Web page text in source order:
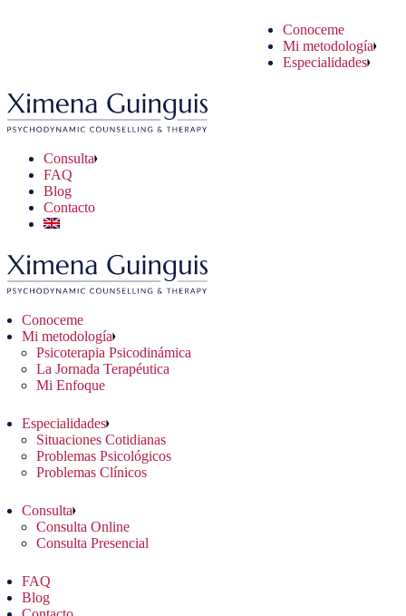
Conoceme
Mi metodología
Especialidades
Consulta
FAQ
Blog
Contacto
Conoceme
Mi metodología
Psicoterapia Psicodinámica
La Jornada Terapéutica
Mi Enfoque
Especialidades
Situaciones Cotidianas
Problemas Psicológicos
Problemas Clínicos
Consulta
Consulta Online
Consulta Presencial
FAQ
Blog